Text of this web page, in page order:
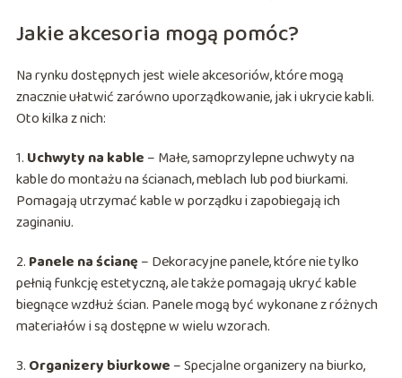
Jakie akcesoria mogą pomóc?
Na rynku dostępnych jest wiele akcesoriów, które mogą
znacznie ułatwić zarówno uporządkowanie, jak i ukrycie kabli.
Oto kilka z nich:
1. Uchwyty na kable – Małe, samoprzylepne uchwyty na
kable do montażu na ścianach, meblach lub pod biurkami.
Pomagają utrzymać kable w porządku i zapobiegają ich
zaginaniu.
2. Panele na ścianę – Dekoracyjne panele, które nie tylko
pełnią funkcję estetyczną, ale także pomagają ukryć kable
biegnące wzdłuż ścian. Panele mogą być wykonane z różnych
materiałów i są dostępne w wielu wzorach.
3. Organizery biurkowe – Specjalne organizery na biurko,